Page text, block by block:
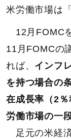
米労働市場は
12月FOMC
11月FOMCの
れば、 インフ
を持つ場合の
在成長率（2
労働市場の一
足元の米経